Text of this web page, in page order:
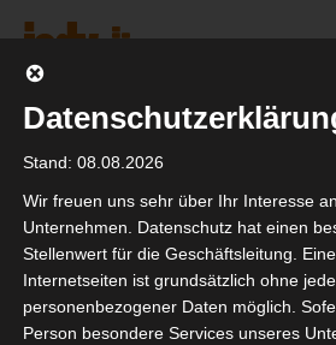
Freien
Stand: 08.08.2026
Wir freuen uns sehr über Ihr Interesse
Unternehmen. Datenschutz hat einen
Stellenwert für die Geschäftsleitung.
Internetseiten ist grundsätzlich ohne
personenbezogener Daten möglich.
Person besondere Services unseres